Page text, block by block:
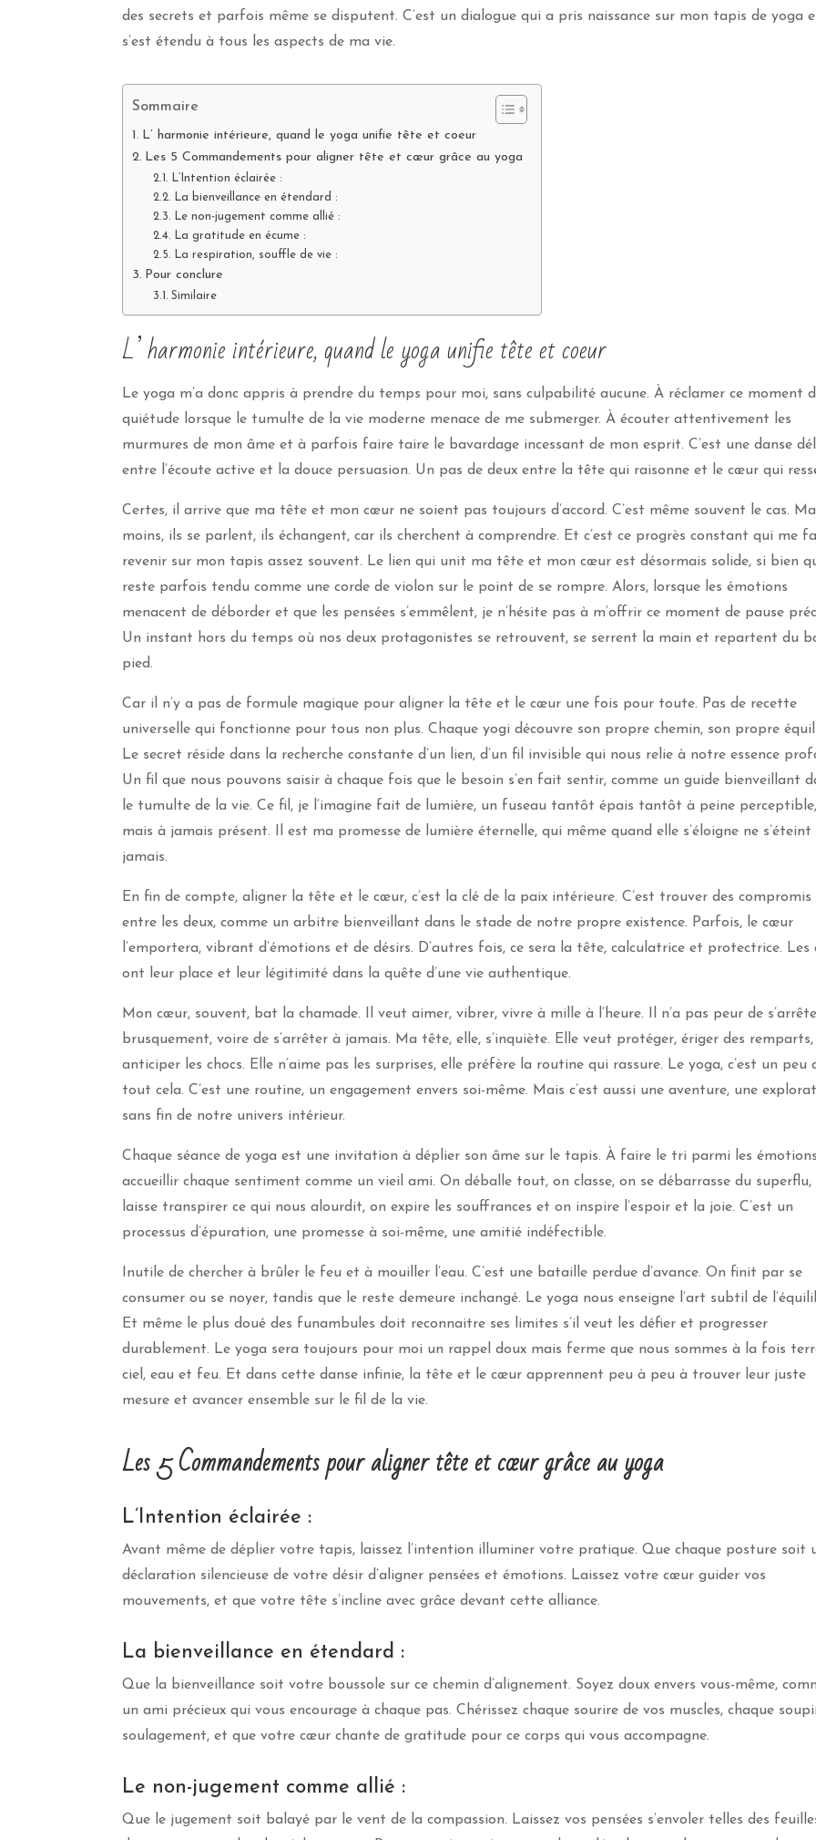
des secrets et parfois même se disputent. C’est un dialogue qui a pris naissance sur mon tapis de yoga
s’est étendu à tous les aspects de ma vie.
Sommaire
L’ harmonie intérieure, quand le yoga unifie tête et coeur
Les 5 Commandements pour aligner tête et cœur grâce au yoga
L’Intention éclairée :
La bienveillance en étendard :
Le non-jugement comme allié :
La gratitude en écume :
La respiration, souffle de vie :
Pour conclure
Similaire
L’ harmonie intérieure, quand le yoga unifie tête et coeur
Le yoga m’a donc appris à prendre du temps pour moi, sans culpabilité aucune. À réclamer ce moment
quiétude lorsque le tumulte de la vie moderne menace de me submerger. À écouter attentivement les
murmures de mon âme et à parfois faire taire le bavardage incessant de mon esprit. C’est une danse
entre l’écoute active et la douce persuasion. Un pas de deux entre la tête qui raisonne et le cœur qui
Certes, il arrive que ma tête et mon cœur ne soient pas toujours d’accord. C’est même souvent le cas.
moins, ils se parlent, ils échangent, car ils cherchent à comprendre. Et c’est ce progrès constant qui me
revenir sur mon tapis assez souvent. Le lien qui unit ma tête et mon cœur est désormais solide, si bien
reste parfois tendu comme une corde de violon sur le point de se rompre. Alors, lorsque les émotions
menacent de déborder et que les pensées s’emmêlent, je n’hésite pas à m’offrir ce moment de pause
Un instant hors du temps où nos deux protagonistes se retrouvent, se serrent la main et repartent du
pied.
Car il n’y a pas de formule magique pour aligner la tête et le cœur une fois pour toute. Pas de recette
universelle qui fonctionne pour tous non plus. Chaque yogi découvre son propre chemin, son propre
Le secret réside dans la recherche constante d’un lien, d’un fil invisible qui nous relie à notre essence
Un fil que nous pouvons saisir à chaque fois que le besoin s’en fait sentir, comme un guide bienveillant
le tumulte de la vie. Ce fil, je l’imagine fait de lumière, un fuseau tantôt épais tantôt à peine perceptible,
mais à jamais présent. Il est ma promesse de lumière éternelle, qui même quand elle s’éloigne ne s’éteint
jamais.
En fin de compte, aligner la tête et le cœur, c’est la clé de la paix intérieure. C’est trouver des compromis
entre les deux, comme un arbitre bienveillant dans le stade de notre propre existence. Parfois, le cœur
l’emportera, vibrant d’émotions et de désirs. D’autres fois, ce sera la tête, calculatrice et protectrice. Les
ont leur place et leur légitimité dans la quête d’une vie authentique.
Mon cœur, souvent, bat la chamade. Il veut aimer, vibrer, vivre à mille à l’heure. Il n’a pas peur de
brusquement, voire de s’arrêter à jamais. Ma tête, elle, s’inquiète. Elle veut protéger, ériger des remparts,
anticiper les chocs. Elle n’aime pas les surprises, elle préfère la routine qui rassure. Le yoga, c’est un peu
tout cela. C’est une routine, un engagement envers soi-même. Mais c’est aussi une aventure, une
sans fin de notre univers intérieur.
Chaque séance de yoga est une invitation à déplier son âme sur le tapis. À faire le tri parmi les
accueillir chaque sentiment comme un vieil ami. On déballe tout, on classe, on se débarrasse du superflu,
laisse transpirer ce qui nous alourdit, on expire les souffrances et on inspire l’espoir et la joie. C’est un
processus d’épuration, une promesse à soi-même, une amitié indéfectible.
Inutile de chercher à brûler le feu et à mouiller l’eau. C’est une bataille perdue d’avance. On finit par se
consumer ou se noyer, tandis que le reste demeure inchangé. Le yoga nous enseigne l’art subtil de
Et même le plus doué des funambules doit reconnaitre ses limites s’il veut les défier et progresser
durablement. Le yoga sera toujours pour moi un rappel doux mais ferme que nous sommes à la fois
ciel, eau et feu. Et dans cette danse infinie, la tête et le cœur apprennent peu à peu à trouver leur juste
mesure et avancer ensemble sur le fil de la vie.
Les 5 Commandements pour aligner tête et cœur grâce au yoga
L’Intention éclairée :
Avant même de déplier votre tapis, laissez l’intention illuminer votre pratique. Que chaque posture soit
déclaration silencieuse de votre désir d’aligner pensées et émotions. Laissez votre cœur guider vos
mouvements, et que votre tête s’incline avec grâce devant cette alliance.
La bienveillance en étendard :
Que la bienveillance soit votre boussole sur ce chemin d’alignement. Soyez doux envers vous-même,
un ami précieux qui vous encourage à chaque pas. Chérissez chaque sourire de vos muscles, chaque
soulagement, et que votre cœur chante de gratitude pour ce corps qui vous accompagne.
Le non-jugement comme allié :
Que le jugement soit balayé par le vent de la compassion. Laissez vos pensées s’envoler telles des